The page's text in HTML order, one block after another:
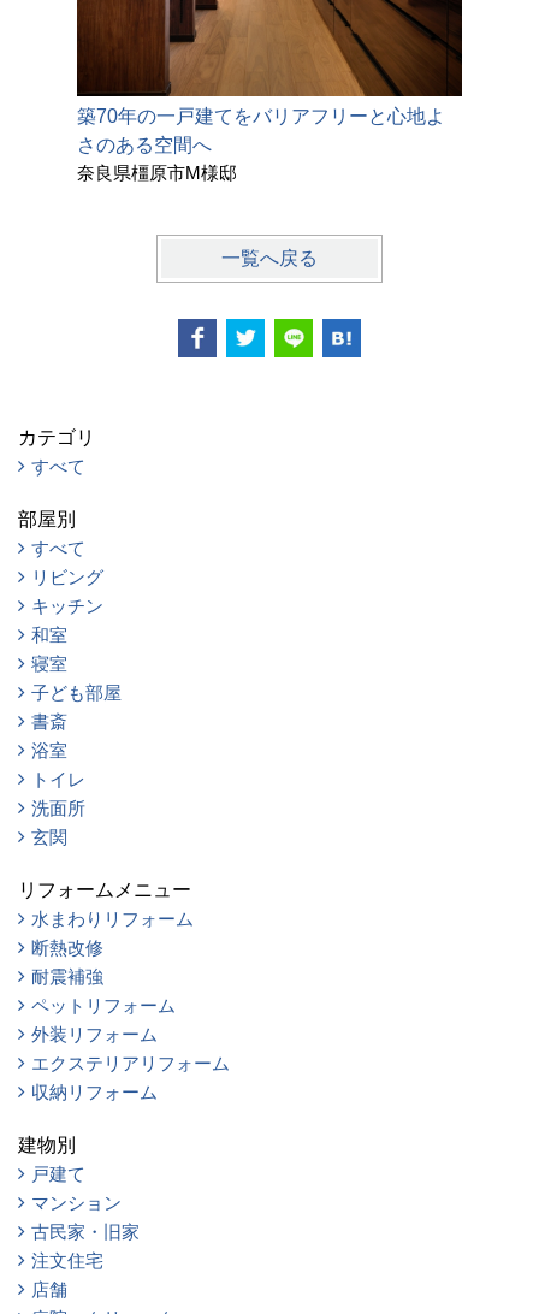
築70年の一戸建てをバリアフリーと心地よ
さのある空間へ
奈良県橿原市M様邸
一覧へ戻る
カテゴリ
すべて
部屋別
すべて
リビング
キッチン
和室
寝室
子ども部屋
書斎
浴室
トイレ
洗面所
玄関
リフォームメニュー
水まわりリフォーム
断熱改修
耐震補強
ペットリフォーム
外装リフォーム
エクステリアリフォーム
収納リフォーム
建物別
戸建て
マンション
古民家・旧家
注文住宅
店舗